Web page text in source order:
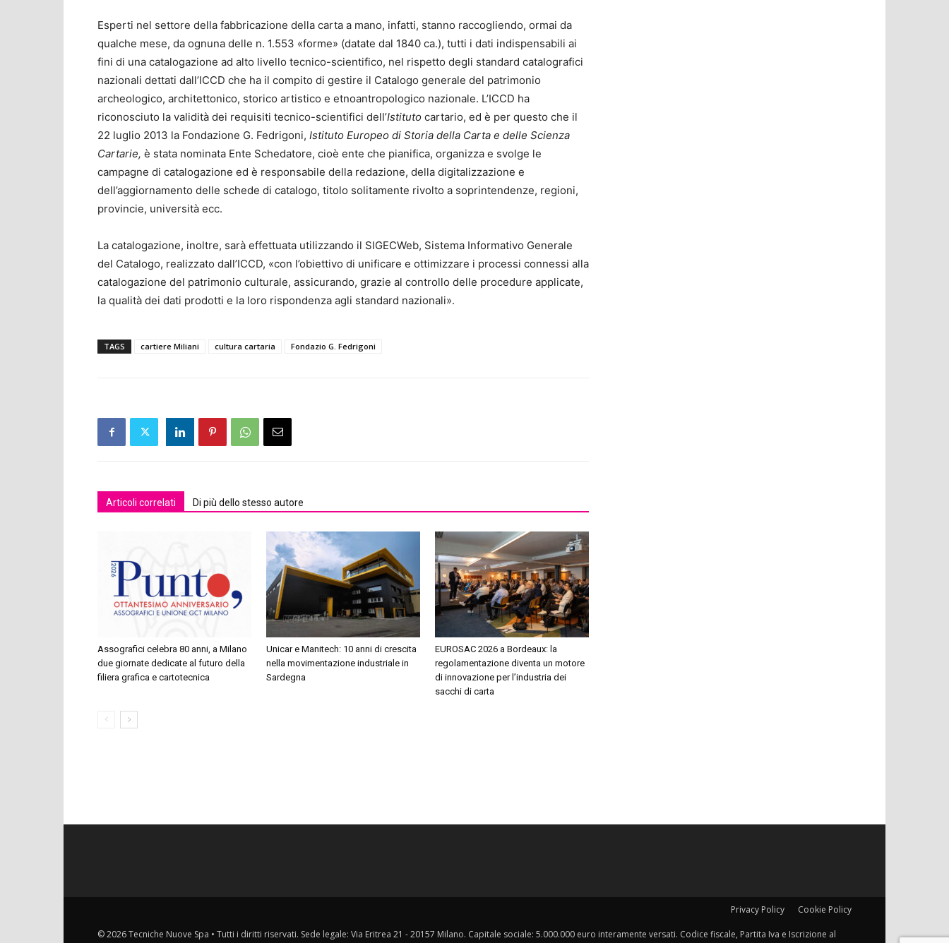
Esperti nel settore della fabbricazione della carta a mano, infatti, stanno raccogliendo, ormai da
qualche mese, da ognuna delle n. 1.553 «forme» (datate dal 1840 ca.), tutti i dati indispensabili ai
fini di una catalogazione ad alto livello tecnico-scientifico, nel rispetto degli standard catalografici
nazionali dettati dall’ICCD che ha il compito di gestire il Catalogo generale del patrimonio
archeologico, architettonico, storico artistico e etnoantropologico nazionale. L’ICCD ha
riconosciuto la validità dei requisiti tecnico-scientifici dell’Istituto cartario, ed è per questo che il
22 luglio 2013 la Fondazione G. Fedrigoni, Istituto Europeo di Storia della Carta e delle Scienza
Cartarie, è stata nominata Ente Schedatore, cioè ente che pianifica, organizza e svolge le
campagne di catalogazione ed è responsabile della redazione, della digitalizzazione e
dell’aggiornamento delle schede di catalogo, titolo solitamente rivolto a soprintendenze, regioni,
provincie, università ecc.
La catalogazione, inoltre, sarà effettuata utilizzando il SIGECWeb, Sistema Informativo Generale
del Catalogo, realizzato dall’ICCD, «con l’obiettivo di unificare e ottimizzare i processi connessi alla
catalogazione del patrimonio culturale, assicurando, grazie al controllo delle procedure applicate,
la qualità dei dati prodotti e la loro rispondenza agli standard nazionali».
TAGS cartiere Miliani cultura cartaria Fondazio G. Fedrigoni
Articoli correlati Di più dello stesso autore
Assografici celebra 80 anni, a Milano
due giornate dedicate al futuro della
filiera grafica e cartotecnica
Unicar e Manitech: 10 anni di crescita
nella movimentazione industriale in
Sardegna
EUROSAC 2026 a Bordeaux: la
regolamentazione diventa un motore
di innovazione per l’industria dei
sacchi di carta
Privacy Policy Cookie Policy
© 2026 Tecniche Nuove Spa • Tutti i diritti riservati. Sede legale: Via Eritrea 21 - 20157 Milano. Capitale sociale: 5.000.000 euro interamente versati. Codice fiscale, Partita Iva e Iscrizione al